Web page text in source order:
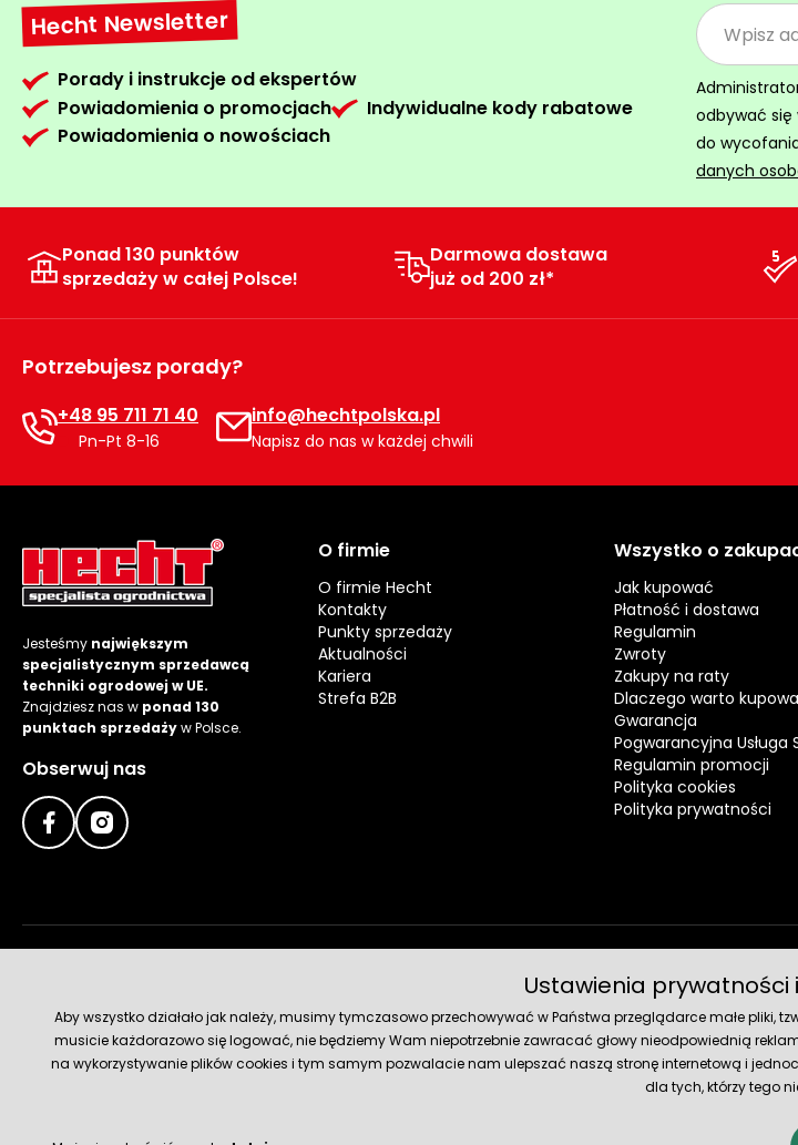
Hecht Newsletter
Porady i instrukcje od ekspertów
Powiadomienia o promocjach
Indywidualne kody rabatowe
Powiadomienia o nowościach
odbywać się
do
danych
Ponad 130 punktów
sprzedaży w całej Polsce!
Darmowa dostawa
już od 200 zł*
Potrzebujesz porady?
+48 95 711 71 40
Pn-Pt 8-16
info@hechtpolska.pl
Napisz do nas w każdej chwili
Jesteśmy największym
specjalistycznym sprzedawcą
techniki ogrodowej w UE.
Znajdziesz nas w ponad 130
punktach sprzedażyw Polsce.
Obserwuj nas
O firmie
O firmie Hecht
Kontakty
Punkty sprzedaży
Aktualności
Kariera
Strefa B2B
Wszystko o
Jak kupować
Płatność i dostawa
Regulamin
Zwroty
Zakupy na raty
Dlaczego warto
Gwarancja
Pogwarancyjna Usługa
Regulamin promocji
Polityka cookies
Polityka prywatności
Ustawienia prywatności
Aby wszystko działało jak należy, musimy tymczasowo przechowywać w Państwa przeglądarce małe pliki,
musicie każdorazowo się logować, nie będziemy Wam niepotrzebnie zawracać głowy nieodpowiednią
na wykorzystywanie plików cookies i tym samym pozwalacie nam ulepszać naszą stronę internetową i
dla tych, którzy tego